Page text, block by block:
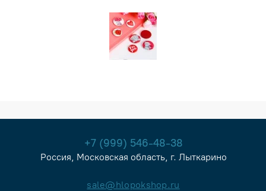
+7 (999) 546-48-38
Россия, Московская область, г. Лыткарино
sale@hlopokshop.ru